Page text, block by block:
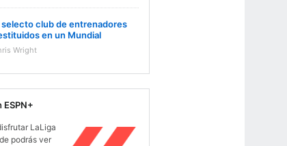
selecto club de entrenadores
en un Mundial
Wright
ESPN+
LaLiga
podrás ver